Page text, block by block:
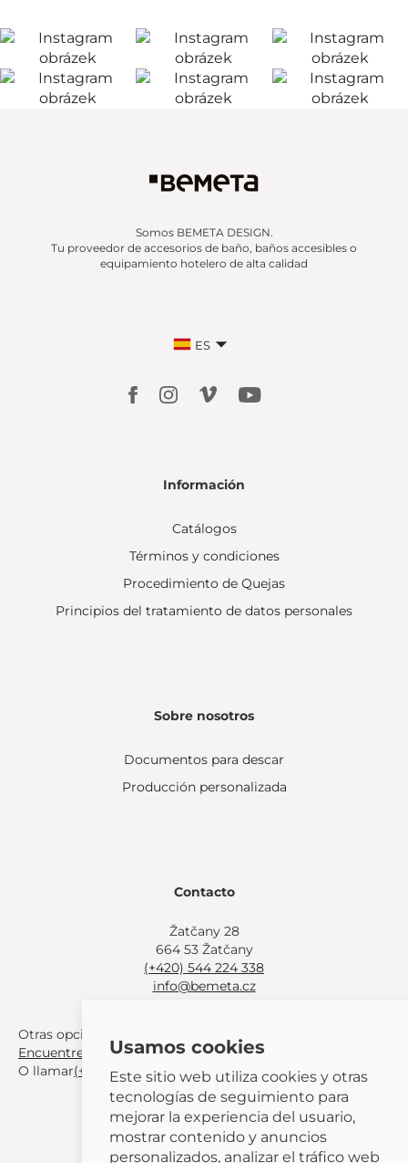
Somos BEMETA DESIGN.
Tu proveedor de accesorios de baño, baños accesibles o
equipamiento hotelero de alta calidad
ES
Información
Catálogos
Términos y condiciones
Procedimiento de Quejas
Principios del tratamiento de datos personales
Sobre nosotros
Documentos para descar
Producción personalizada
Contacto
Žatčany 28
664 53 Žatčany
(+420) 544 224 338
info@bemeta.cz
Otras opciones de compra:
Encuentre un distribuidor cerca de usted
O llamar(+420) 544 224 338.
Usamos cookies
Este sitio web utiliza cookies y otras
tecnologías de seguimiento para
mejorar la experiencia del usuario,
mostrar contenido y anuncios
personalizados, analizar el tráfico web